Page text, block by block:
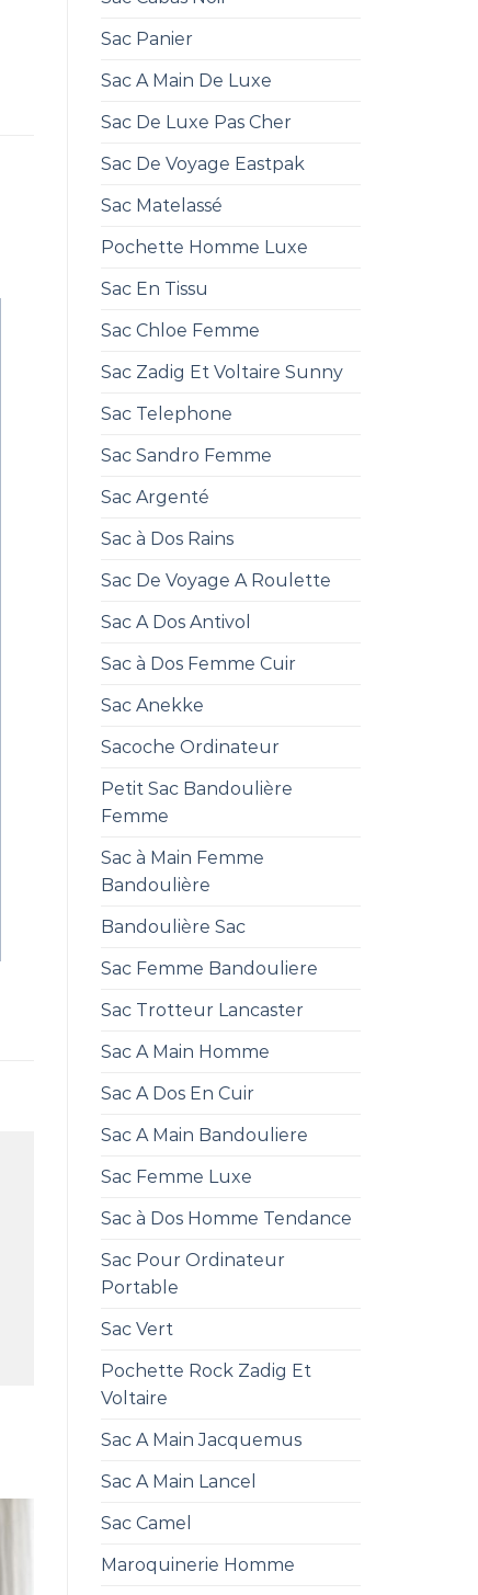
Sac Panier
Sac A Main De Luxe
Sac De Luxe Pas Cher
Sac De Voyage Eastpak
Sac Matelassé
Pochette Homme Luxe
Sac En Tissu
Sac Chloe Femme
Sac Zadig Et Voltaire Sunny
Sac Telephone
Sac Sandro Femme
Sac Argenté
Sac à Dos Rains
Sac De Voyage A Roulette
Sac A Dos Antivol
Sac à Dos Femme Cuir
Sac Anekke
Sacoche Ordinateur
Petit Sac Bandoulière
Femme
Sac à Main Femme
Bandoulière
Bandoulière Sac
Sac Femme Bandouliere
Sac Trotteur Lancaster
Sac A Main Homme
Sac A Dos En Cuir
Sac A Main Bandouliere
Sac Femme Luxe
Sac à Dos Homme Tendance
Sac Pour Ordinateur
Portable
Sac Vert
Pochette Rock Zadig Et
Voltaire
Sac A Main Jacquemus
Sac A Main Lancel
Sac Camel
Maroquinerie Homme